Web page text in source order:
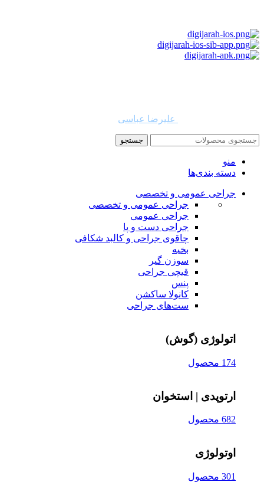
علیرضا عباسی
جستجو
منو
دسته بندی‌ها
جراحی عمومی و تخصصی
جراحی عمومی و تخصصی
جراحی عمومی
جراحی دست و پا
چاقوی جراحی و کالبد شکافی
بخیه
سوزن‌ گیر
قیچی‌ جراحی
پنس
کانولا ساکشن
ست‌های جراحی
اتولوژی (گوش)
174 محصول
ارتوپدی | استخوان
682 محصول
اوتولوژی
301 محصول